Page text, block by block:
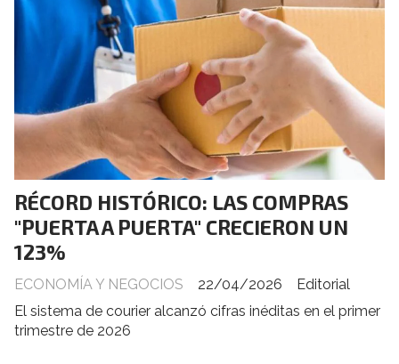
RÉCORD HISTÓRICO: LAS COMPRAS
"PUERTA A PUERTA" CRECIERON UN
123%
Editorial
ECONOMÍA Y NEGOCIOS
22/04/2026
El sistema de courier alcanzó cifras inéditas en el primer
trimestre de 2026